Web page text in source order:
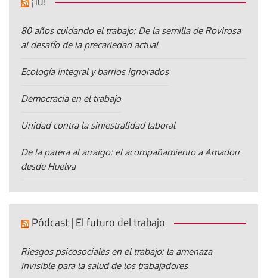
80 años cuidando el trabajo: De la semilla de Rovirosa
al desafío de la precariedad actual
Ecología integral y barrios ignorados
Democracia en el trabajo
Unidad contra la siniestralidad laboral
De la patera al arraigo: el acompañamiento a Amadou
desde Huelva
Pódcast | El futuro del trabajo
Riesgos psicosociales en el trabajo: la amenaza
invisible para la salud de los trabajadores